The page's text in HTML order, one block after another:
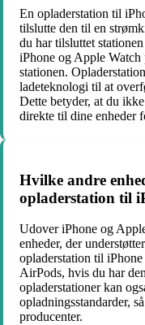
En opladerstation til
tilslutte den til en
du har tilsluttet
iPhone og Apple Watch
stationen.
ladeteknologi til at
Dette betyder, at du
direkte til dine enheder
Hvilke andre
opladerstation til
Udover iPhone og
enheder, der
opladerstation til
AirPods, hvis du har
opladerstationer kan
opladningsstandarder,
producenter.